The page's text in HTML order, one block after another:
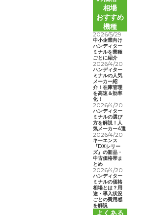
相場
おすすめ
機種
2026/5/29
中小企業向け
ハンディター
ミナルを業種
ごとに紹介
2026/4/20
ハンディター
ミナルの人気
メーカー紹
介！在庫管理
を高速＆効率
化！
2026/4/20
ハンディター
ミナルの選び
方を解説！人
気メーカー4選
2026/4/20
キーエンス
『DXシリー
ズ』の新品・
中古価格帯ま
とめ
2026/4/20
ハンディター
ミナルの価格
相場とは？用
途・導入状況
ごとの費用感
を解説
よくある